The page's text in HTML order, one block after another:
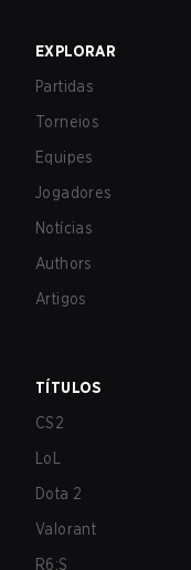
EXPLORAR
Partidas
Torneios
Equipes
Jogadores
Notícias
Authors
Artigos
TÍTULOS
CS2
LoL
Dota 2
Valorant
R6:S